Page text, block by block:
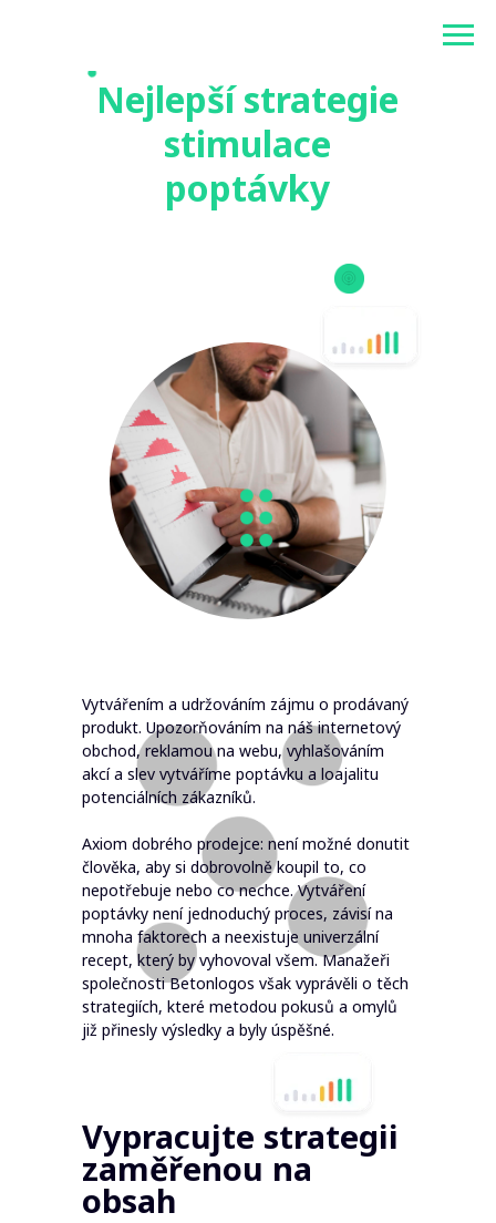
Nejlepší strategie
stimulace
poptávky
Vytvářením a udržováním zájmu o prodávaný
produkt. Upozorňováním na náš internetový
obchod, reklamou na webu, vyhlašováním
akcí a slev vytváříme poptávku a loajalitu
potenciálních zákazníků.
Axiom dobrého prodejce: není možné donutit
člověka, aby si dobrovolně koupil to, co
nepotřebuje nebo co nechce. Vytváření
poptávky není jednoduchý proces, závisí na
mnoha faktorech a neexistuje univerzální
recept, který by vyhovoval všem. Manažeři
společnosti Betonlogos však vyprávěli o těch
strategiích, které metodou pokusů a omylů
již přinesly výsledky a byly úspěšné.
Vypracujte strategii
zaměřenou na
obsah